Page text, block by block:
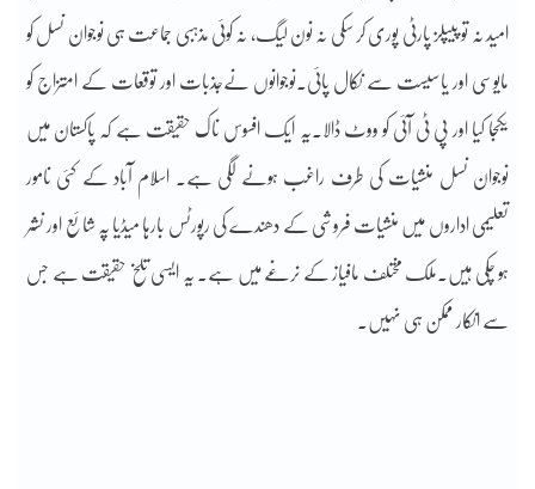
امید نہ تو پیپلز پارٹی پوری کر سکی نہ نون لیگ، نہ کوئی مذہبی جماعت ہی نوجوان نسل کو
مایوسی اور یاسیست سے نکال پائی۔نوجوانوں نےجذبات اور توقعات کے امتزاج کو
یکجا کیا اور پی ٹی آئی کو ووٹ ڈالا۔یہ ایک افسوس ناک حقیقت ہے کہ پاکستان میں
نوجوان نسل منشیات کی طرف راغب ہونے لگی ہے۔ اسلام آباد کے کئی نامور
تعلیمی اداروں میں منشیات فروشی کے دھندے کی رپورٹس بارہا میڈیا پہ شائع اور نشر
ہو چکی ہیں۔ملک مختلف مافیاز کے نرغے میں ہے۔ یہ ایسی تلخ حقیقت ہے جس
سے انکار ممکن ہی نہیں۔